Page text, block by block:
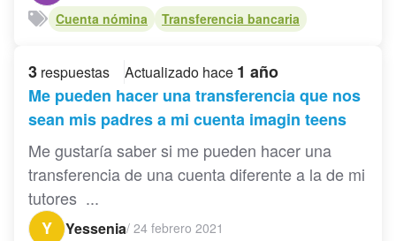
Cuenta nómina
Transferencia bancaria
3 respuestas Actualizado hace 1 año
Me pueden hacer una transferencia que nos
sean mis padres a mi cuenta imagin teens
Me gustaría saber si me pueden hacer una
transferencia de una cuenta diferente a la de mi
tutores ...
Y
Yessenia/ 24 febrero 2021